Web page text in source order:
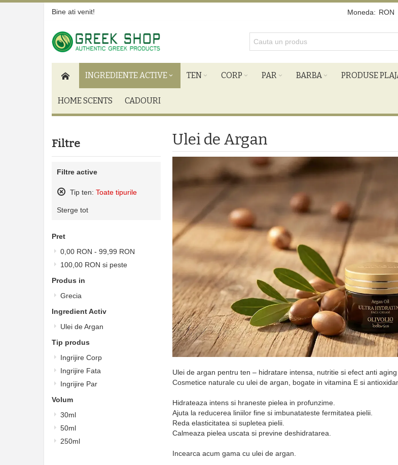
Bine ati venit! Moneda: RON
INGREDIENTE ACTIVE TEN CORP PAR BARBA PRODUSE
HOME SCENTS CADOURI
Ulei de Argan
Ulei de argan pentru ten – hidratare intensa, nutritie si efect anti
Cosmetice naturale cu ulei de argan, bogate in vitamina E si
Hidrateaza intens si hraneste pielea in profunzime.
Ajuta la reducerea liniilor fine si imbunatateste fermitatea pielii.
Reda elasticitatea si supletea pielii.
Calmeaza pielea uscata si previne deshidratarea.
Incearca acum gama cu ulei de argan.
Filtre
Filtre active
Tip ten: Toate tipurile
acest
Sterge tot
Pret
0,00 RON - 99,99 RON
100,00 RON si peste
Produs in
Grecia
Ingredient Activ
Ulei de Argan
Tip produs
Ingrijire Corp
Ingrijire Fata
Ingrijire Par
Volum
30ml
50ml
250ml